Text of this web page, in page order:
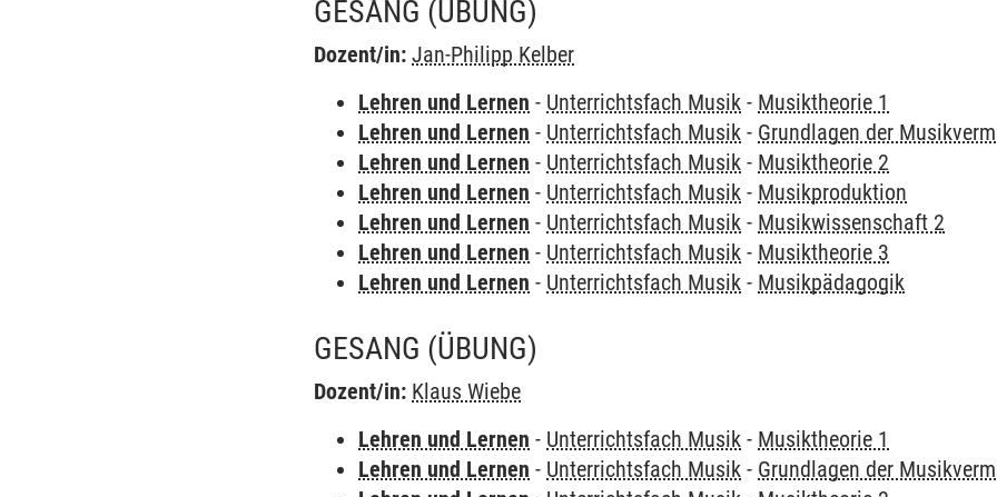
GESANG (ÜBUNG)
Dozent/in: Jan-Philipp Kelber
Lehren und Lernen - Unterrichtsfach Musik - Musiktheorie 1
Lehren und Lernen - Unterrichtsfach Musik - Grundlagen der
Lehren und Lernen - Unterrichtsfach Musik - Musiktheorie 2
Lehren und Lernen - Unterrichtsfach Musik - Musikproduktion
Lehren und Lernen - Unterrichtsfach Musik - Musikwissenschaft 2
Lehren und Lernen - Unterrichtsfach Musik - Musiktheorie 3
Lehren und Lernen - Unterrichtsfach Musik - Musikpädagogik
GESANG (ÜBUNG)
Dozent/in: Klaus Wiebe
Lehren und Lernen - Unterrichtsfach Musik - Musiktheorie 1
Lehren und Lernen - Unterrichtsfach Musik - Grundlagen der